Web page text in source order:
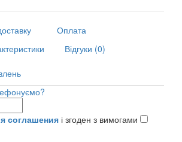
Оплата
Відгуки (0)
соглашения і згоден з вимогами